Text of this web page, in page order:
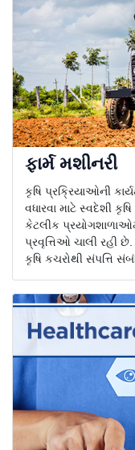
ફાર્મ મશીનરી
કૃષિ પ્રક્રિયાઓની
વધારવા માટે સ્વદેશી
કેટલીક
પ્રવૃત્તિઓ ચાલી રહી છે.
કૃષિ કચરોથી સંપત્તિ